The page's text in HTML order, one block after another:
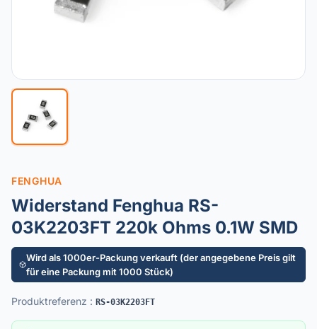
FENGHUA
Widerstand Fenghua RS-
03K2203FT 220k Ohms 0.1W SMD
Wird als 1000er-Packung verkauft (der angegebene Preis gilt
für eine Packung mit 1000 Stück)
Produktreferenz : RS-03K2203FT